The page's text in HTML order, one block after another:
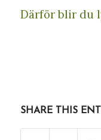
Därför blir du
SHARE THIS